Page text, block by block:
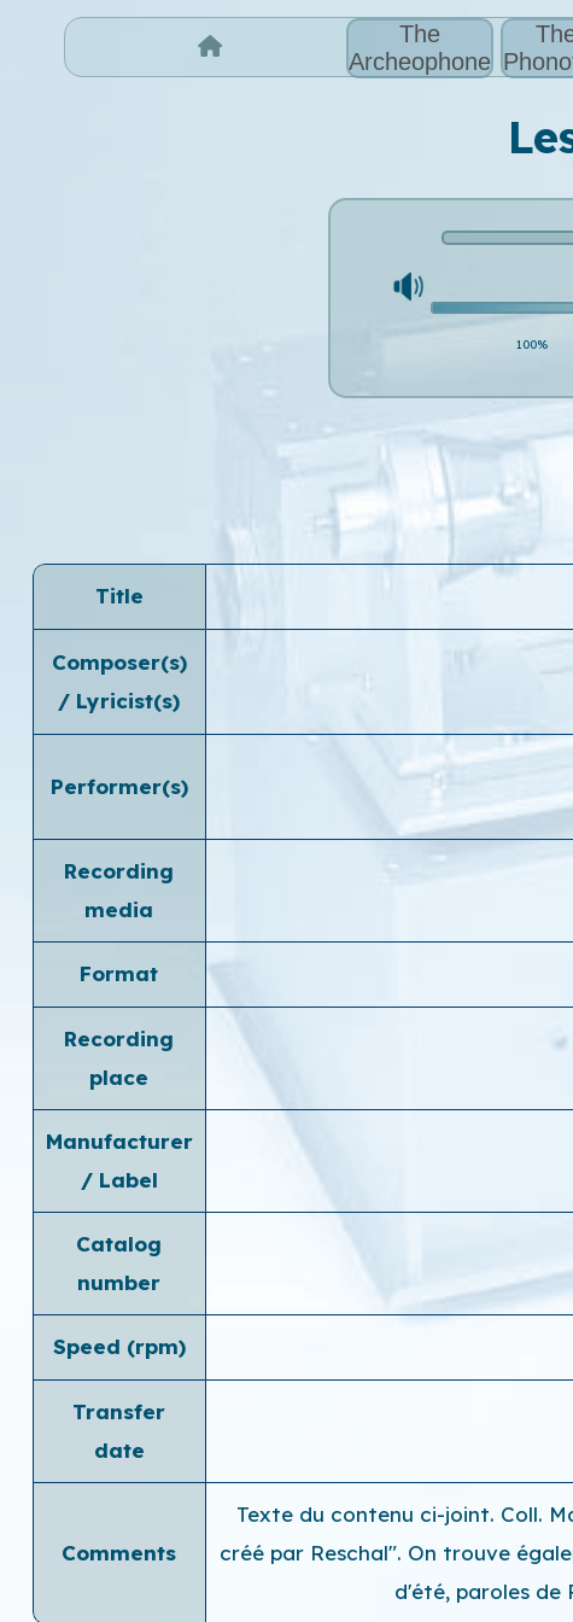
The
Archeophone
100%
Title
Composer(s)
/ Lyricist(s)
Performer(s)
Recording
media
Format
Recording
place
Manufacturer
/ Label
Catalog
number
Speed ​​(rpm)
Transfer
date
Comments
Texte du contenu ci-joint. Coll.
créé par Reschal". On trouve
d'été, paroles de